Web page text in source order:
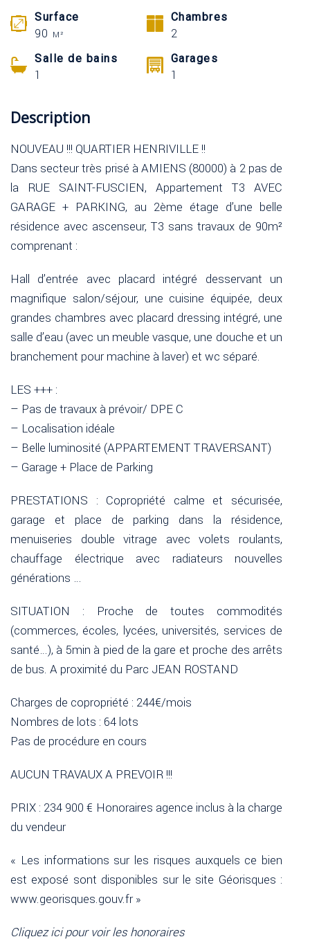
Surface
90 M²
Chambres
2
Salle de bains
1
Garages
1
Description
NOUVEAU !!! QUARTIER HENRIVILLE !!
Dans secteur très prisé à AMIENS (80000) à 2 pas de
la RUE SAINT-FUSCIEN, Appartement T3 AVEC
GARAGE + PARKING, au 2ème étage d’une belle
résidence avec ascenseur, T3 sans travaux de 90m²
comprenant :
Hall d’entrée avec placard intégré desservant un
magnifique salon/séjour, une cuisine équipée, deux
grandes chambres avec placard dressing intégré, une
salle d’eau (avec un meuble vasque, une douche et un
branchement pour machine à laver) et wc séparé.
LES +++ :
– Pas de travaux à prévoir/ DPE C
– Localisation idéale
– Belle luminosité (APPARTEMENT TRAVERSANT)
– Garage + Place de Parking
PRESTATIONS : Copropriété calme et sécurisée,
garage et place de parking dans la résidence,
menuiseries double vitrage avec volets roulants,
chauffage électrique avec radiateurs nouvelles
générations …
SITUATION : Proche de toutes commodités
(commerces, écoles, lycées, universités, services de
santé…), à 5min à pied de la gare et proche des arrêts
de bus. A proximité du Parc JEAN ROSTAND
Charges de copropriété : 244€/mois
Nombres de lots : 64 lots
Pas de procédure en cours
AUCUN TRAVAUX A PREVOIR !!!
PRIX : 234 900 € Honoraires agence inclus à la charge
du vendeur
« Les informations sur les risques auxquels ce bien
est exposé sont disponibles sur le site Géorisques :
www.georisques.gouv.fr »
Cliquez ici pour voir les honoraires